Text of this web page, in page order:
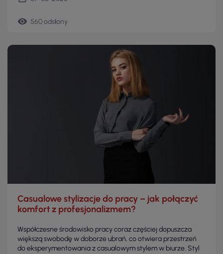
remove_red_eye 560 odsłony
Casualowe stylizacje do pracy – jak połączyć
komfort z profesjonalizmem?
Współczesne środowisko pracy coraz częściej dopuszcza
większą swobodę w doborze ubrań, co otwiera przestrzeń
do eksperymentowania z casualowym stylem w biurze. Styl